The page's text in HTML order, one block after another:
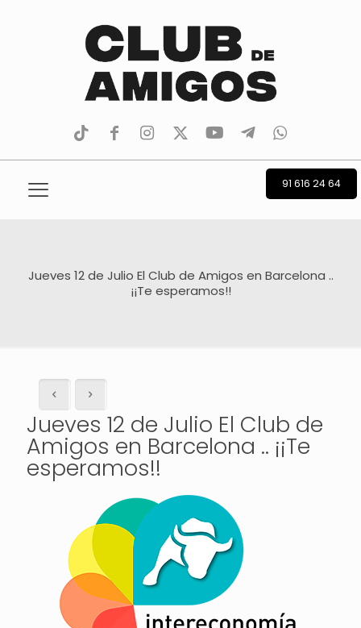
tiktokfacebookinstagram
TwitterYoutubeTelegramwhatsapp
91 616 24 64
Jueves 12 de Julio El Club de Amigos en Barcelona ..
¡¡Te esperamos!!
Jueves 12 de Julio El Club de
Amigos en Barcelona .. ¡¡Te
esperamos!!